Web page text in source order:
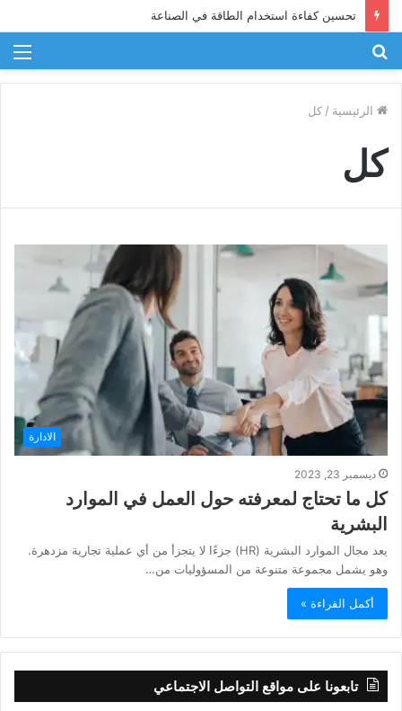
تحسين كفاءة استخدام الطاقة في الصناعة
الرئيسية / كل
كل
الادارة
ديسمبر 23, 2023
كل ما تحتاج لمعرفته حول العمل في الموارد
البشرية
يعد مجال الموارد البشرية (HR) جزءًا لا يتجزأ من أي عملية تجارية مزدهرة.
وهو يشمل مجموعة متنوعة من المسؤوليات من…
أكمل القراءة »
تابعونا على مواقع التواصل الاجتماعي